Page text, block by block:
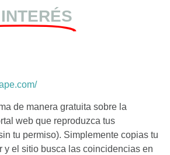
de manera gratuita sobre la
web que reproduzca tus
tu permiso). Simplemente copias tu
y el sitio busca las coincidencias en